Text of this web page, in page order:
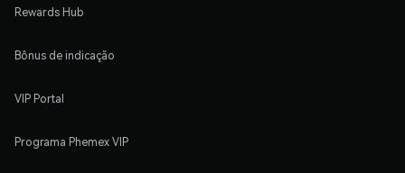
Rewards Hub
Bônus de indicação
VIP Portal
Programa Phemex VIP